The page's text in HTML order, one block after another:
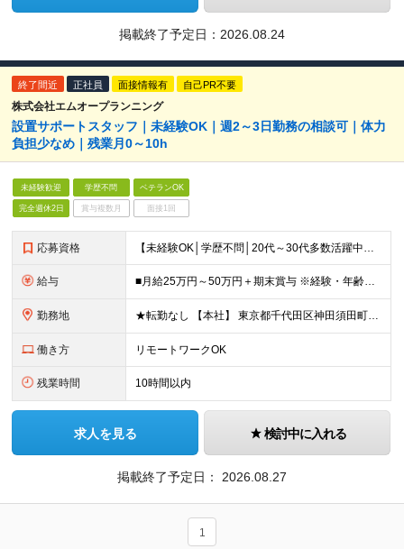
掲載終了予定日： 2026.08.24
終了間近 正社員 面接情報有 自己PR不要
株式会社エムオープランニング
設置サポートスタッフ｜未経験OK｜週2～3日勤務の相談可｜体力
負担少なめ｜残業月0～10h
未経験歓迎 学歴不問 ベテランOK
完全週休2日 賞与複数月 面接1回
応募資格 【未経験OK│学歴不問│20代～30代多数活躍中】 ◇基本的なPCスキルをお持ちの方（文字入力程度でOK） ＼接客・販売経験者が多数活躍中！／ 「人と関わる仕事が好き」 「立ち仕事から、長く働ける環
給与 ■月給25万円～50万円＋期末賞与 ※経験・年齢・スキルを考慮し決定します ※残業代は1分単位で全額支給します ※試用期間（3ヶ月）あり。期間中の給与・その他待遇に差異はありません
勤務地 ★転勤なし 【本社】 東京都千代田区神田須田町1－26 芝信神田ビル10F ※プロジェクト先は、通勤時間も考慮し相談の上決定しています ※出張は、首都圏の日帰りがメインなど相談が可能です！ ※（変
働き方 リモートワークOK
残業時間 10時間以内
求人を見る 検討中に入れる
掲載終了予定日： 2026.08.27
1